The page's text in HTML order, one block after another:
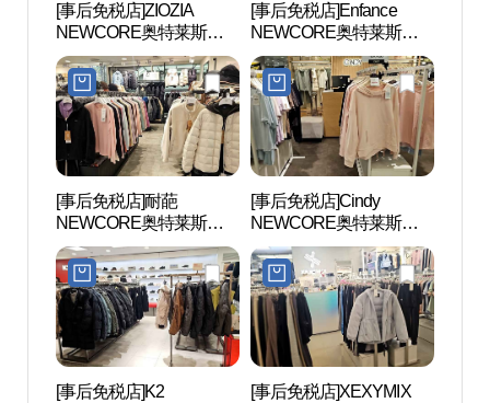
[事后免税店]ZIOZIA
NEWCORE奥特莱斯坪
村店 (지오지아 뉴코아아
울렛 평촌점)
[事后免税店]Enfance
NEWCORE奥特莱斯坪
村店 (앙팡스 뉴코아아울
렛 평촌점)
[事后免税店]耐葩
NEWCORE奥特莱斯坪
村店 (네파 뉴코아아울렛
평촌점)
[事后免税店]Cindy
NEWCORE奥特莱斯坪
村店 (신디 뉴코아아울렛
평촌점)
[事后免税店]K2
[事后免税店]XEXYMIX